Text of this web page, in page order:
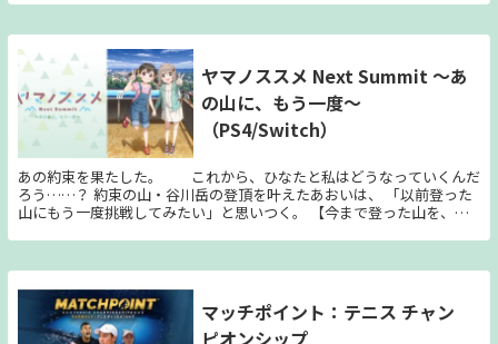
ームの内容》 幼少期、孤島「朧月島（ろうげつとう）」で祭のさなか
に神隠しにあった少女たちが、失われた記憶を求めて再び島を訪れま
す。ありえないものを写し、封じ込めるカメラ「射影機（しゃえい
き）」と、懐中電灯の僅かな光を頼りに様々な場所を探索し、襲い掛か
ってくる怨霊を退けながら真実に迫っていきます。 《リマスター版の
特徴》 ・グラフィックの向上 本作では、主要キャラクターモデルを新
たに作成し、キャラが登場するムービーもブラッシュアップしていま
す。 また、プラットフォームに合わせてグラフィックを高解像度化し
ました。懐中電灯による陰影や光の表現が向上し、よりリアルになった
ことで、さらに臨場感のある恐怖を体験していただくことができます。
・「フォトモード」の追加 キャラクターや霊にポーズをつけて配置
し、画面写真を撮影できる「フォトモード」を搭載しました。ゲーム内
で怖かった場所で、思い思いのシチュエーションを作り上げることがで
きます。もしかしたら、思いもよらない心霊写真が撮影できるかもしれ
ーの衣装を着せ替えることで、違った雰囲気での探索をお楽しみいただ
けます。
ヤマノススメ Next Summit ～あ
の山に、もう一度～
（PS4/Switch）
あの約束を果たした。 これから、ひなたと私はどうなっていくんだ
ろう……？ 約束の山・谷川岳の登頂を叶えたあおいは、 「以前登った
山にもう一度挑戦してみたい」と思いつく。 【今まで登った山を、も
もしれないし… それに、まだ一緒に行ったことのないみんなと登った
ら、 前とはまた違う景色が見れるかもしれない。 ひなた「いいんじゃ
に行った山も、また登ってみたいです」 ほのか「行ってみたい…！」
小春「一緒に行ってもいい？」 みんなの賛同に背中を押されて、 あお
いの挑戦が再び始まった──！！
マッチポイント：テニス チャン